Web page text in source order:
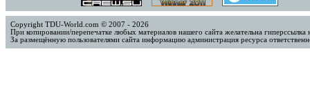
Copyright TDU-World.com © 2007 - 2026
При копировании/перепечатке любых материалов нашего сайта желательна
За размещённую пользователями сайта информацию администрация ресурса